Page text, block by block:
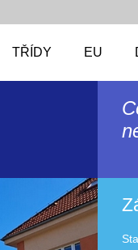
TŘÍDY EU